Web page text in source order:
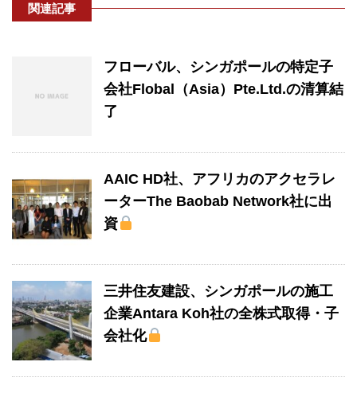
関連記事
フローバル、シンガポールの特定子
会社Flobal（Asia）Pte.Ltd.の清算結
了
AAIC HD社、アフリカのアクセラレ
ーターThe Baobab Network社に出
資
三井住友建設、シンガポールの施工
企業Antara Koh社の全株式取得・子
会社化